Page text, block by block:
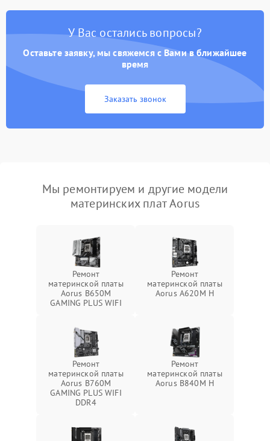
У Вас остались вопросы?
Оставьте заявку, мы свяжемся с Вами в ближайшее
время
Заказать звонок
Мы ремонтируем и другие модели
материнских плат Aorus
Ремонт
материнской платы
Aorus B650M
GAMING PLUS WIFI
Ремонт
материнской платы
Aorus A620M H
Ремонт
материнской платы
Aorus B760M
GAMING PLUS WIFI
DDR4
Ремонт
материнской платы
Aorus B840M H